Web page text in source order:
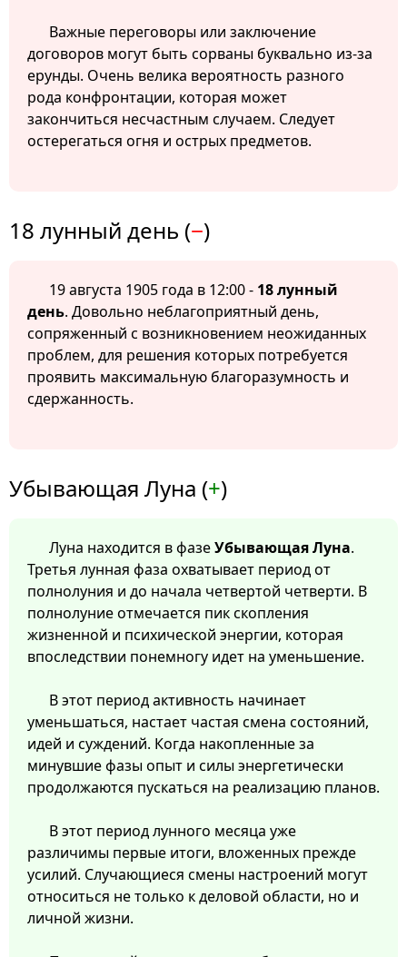
Важные переговоры или заключение
договоров могут быть сорваны буквально из-за
ерунды. Очень велика вероятность разного
рода конфронтации, которая может
закончиться несчастным случаем. Следует
остерегаться огня и острых предметов.
18 лунный день (−)
19 августа 1905 года в 12:00 - 18 лунный
день. Довольно неблагоприятный день,
сопряженный с возникновением неожиданных
проблем, для решения которых потребуется
проявить максимальную благоразумность и
сдержанность.
Убывающая Луна (+)
Луна находится в фазеУбывающая Луна.
Третья лунная фаза охватывает период от
полнолуния и до начала четвертой четверти. В
полнолуние отмечается пик скопления
жизненной и психической энергии, которая
впоследствии понемногу идет на уменьшение.
В этот период активность начинает
уменьшаться, настает частая смена состояний,
идей и суждений. Когда накопленные за
минувшие фазы опыт и силы энергетически
продолжаются пускаться на реализацию планов.
В этот период лунного месяца уже
различимы первые итоги, вложенных прежде
усилий. Случающиеся смены настроений могут
относиться не только к деловой области, но и
личной жизни.